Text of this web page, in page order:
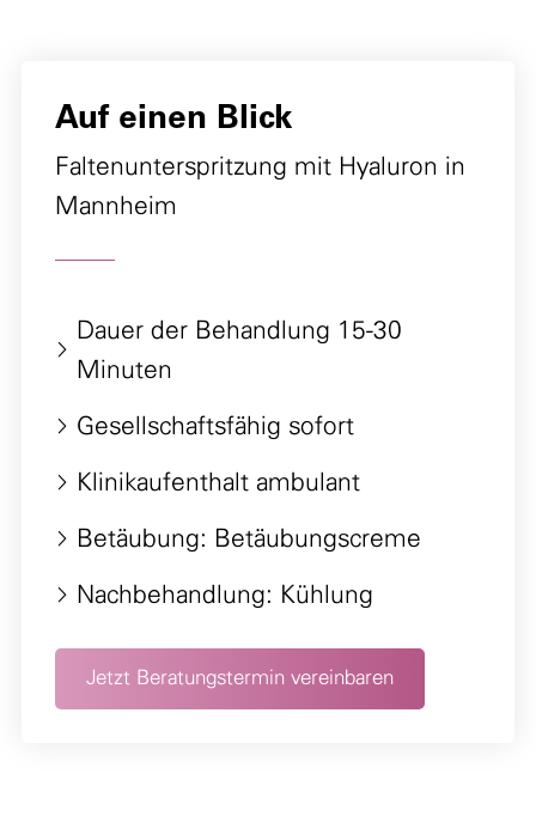
Auf einen Blick
Faltenunterspritzung mit Hyaluron in
Mannheim
Dauer der Behandlung 15-30
Minuten
Gesellschaftsfähig sofort
Klinikaufenthalt ambulant
Betäubung: Betäubungscreme
Nachbehandlung: Kühlung
Jetzt Beratungstermin vereinbaren